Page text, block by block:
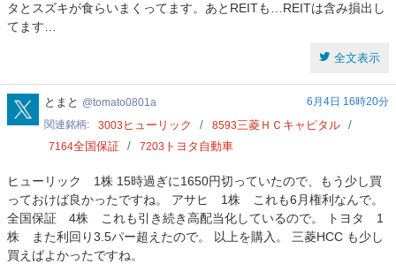
タとスズキが食らいまくってます。あとREITも…REITは含み損出し
てます…
全文表示
tomato0801a
とまと tomato0801a
6月4日 16時20分
関連銘柄
3003 ヒューリック 8593三菱ＨＣキャピタル
7164全国保証 7203 トヨタ自動車
ヒューリック 1株 15時過ぎに1650円切っていたので、もう少し買
っておけば良かったですね。 アサヒ 1株 これも6月権利なんで。
全国保証 4株 これも引き続き高配当化しているので。 トヨタ 1
株 また利回り3.5パー超えたので。 以上を購入。 三菱HCC も少し
買えばよかったですね。